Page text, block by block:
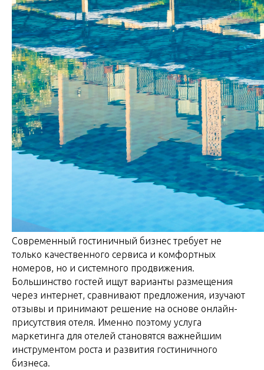
Современный гостиничный бизнес требует не
только качественного сервиса и комфортных
номеров, но и системного продвижения.
Большинство гостей ищут варианты размещения
через интернет, сравнивают предложения, изучают
отзывы и принимают решение на основе онлайн-
присутствия отеля. Именно поэтому услуга
маркетинга для отелей становятся важнейшим
инструментом роста и развития гостиничного
бизнеса.